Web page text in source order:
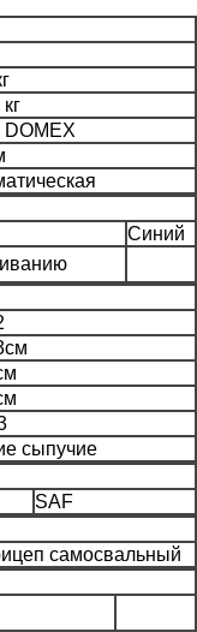
DOMEX
Синий
сыпучие
SAF
самосвальный